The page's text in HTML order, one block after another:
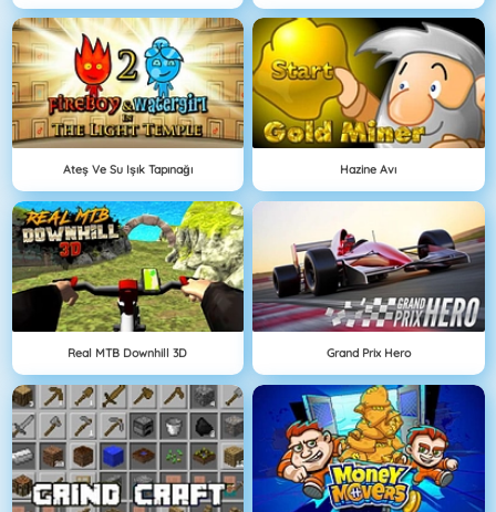
Ateş Ve Su Işık Tapınağı Hazine Avı
Real MTB Downhill 3D Grand Prix Hero